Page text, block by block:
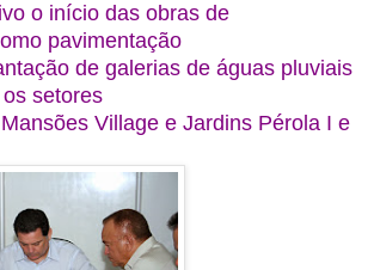
o início das obras de
pavimentação
de galerias de águas pluviais
setores
Village e Jardins Pérola I e